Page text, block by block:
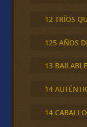
12 TRÍOS
125 AÑOS
13
14
14